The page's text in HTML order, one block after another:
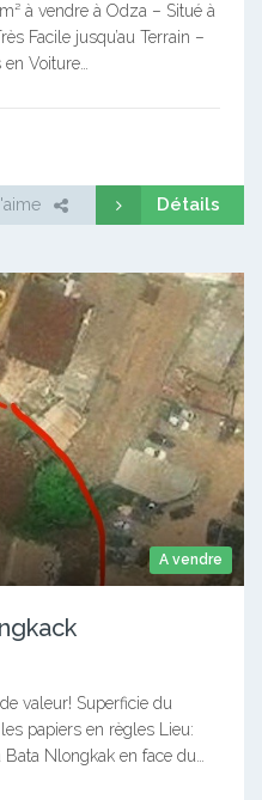
à vendre à Odza – Situé à
Facile jusqu’au Terrain –
Voiture…
Détails
A vendre
valeur! Superficie du
papiers en règles Lieu:
Nlongkak en face du…